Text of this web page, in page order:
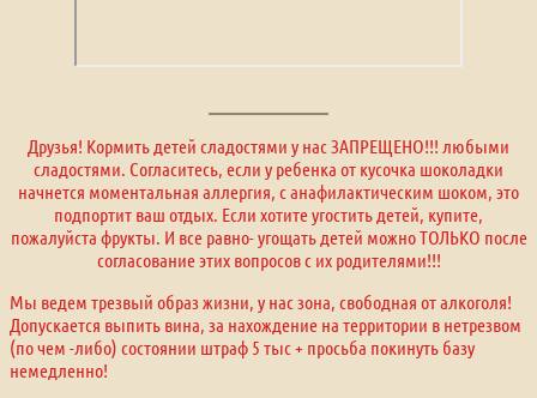
Друзья! Кормить детей сладостями у нас ЗАПРЕЩЕНО!!! любыми
сладостями. Согласитесь, если у ребенка от кусочка шоколадки
начнется моментальная аллергия, с анафилактическим шоком, это
подпортит ваш отдых. Если хотите угостить детей, купите,
пожалуйста фрукты. И все равно- угощать детей можно ТОЛЬКО после
согласование этих вопросов с их родителями!!!
Мы ведем трезвый образ жизни, у нас зона, свободная от алкоголя!
Допускается выпить вина, за нахождение на территории в нетрезвом
(по чем -либо) состоянии штраф 5 тыс + просьба покинуть базу
немедленно!